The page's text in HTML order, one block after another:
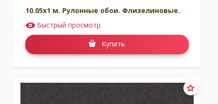
10.05x1 м. Рулонные обои. Флизелиновые.
Быстрый просмотр
Купить